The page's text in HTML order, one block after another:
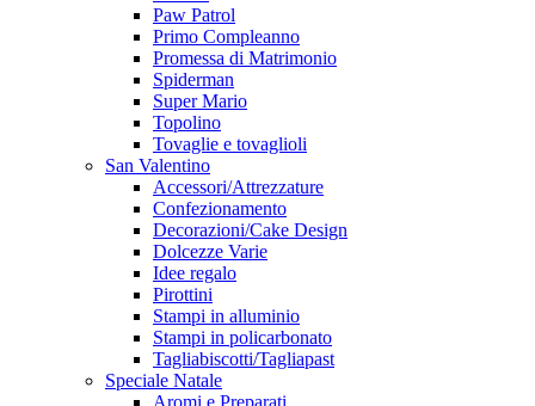
Paw Patrol
Primo Compleanno
Promessa di Matrimonio
Spiderman
Super Mario
Topolino
Tovaglie e tovaglioli
San Valentino
Accessori/Attrezzature
Confezionamento
Decorazioni/Cake Design
Dolcezze Varie
Idee regalo
Pirottini
Stampi in alluminio
Stampi in policarbonato
Tagliabiscotti/Tagliapast
Speciale Natale
Aromi e Preparati